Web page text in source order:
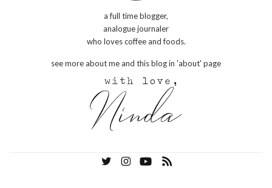
a full time blogger,
analogue journaler
who loves coffee and foods.
see more about me and this blog in 'about' page